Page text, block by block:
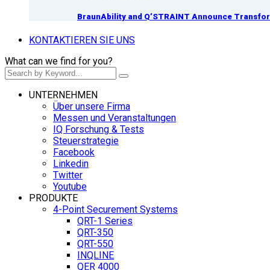
BraunAbility and Q’STRAINT Announce
KONTAKTIEREN SIE UNS
What can we find for you?
UNTERNEHMEN
Über unsere Firma
Messen und Veranstaltungen
IQ Forschung & Tests
Steuerstrategie
Facebook
Linkedin
Twitter
Youtube
PRODUKTE
4-Point Securement Systems
QRT-1 Series
QRT-350
QRT-550
INQLINE
QER 4000